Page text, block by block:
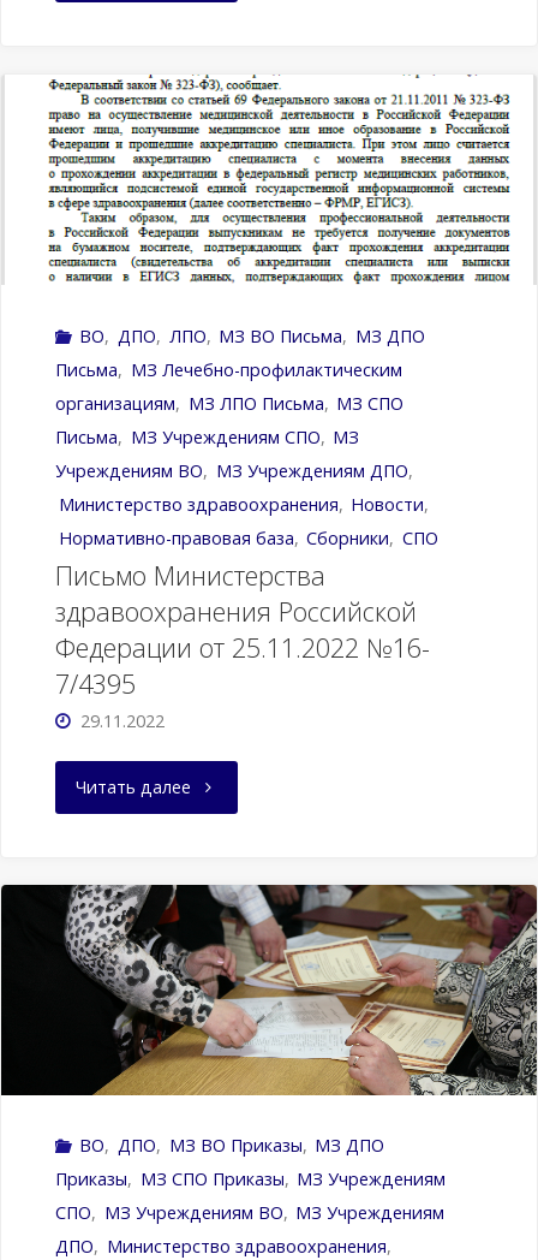
здравоохранения
Российской
Федерации
от
28.10.2022
г.
№709н"
ВО, ДПО, ЛПО, МЗ ВО Письма, МЗ ДПО
Письма, МЗ Лечебно-профилактическим
организациям, МЗ ЛПО Письма, МЗ СПО
Письма, МЗ Учреждениям CПО, МЗ
Учреждениям ВО, МЗ Учреждениям ДПО,
Министерство здравоохранения, Новости,
Нормативно-правовая база, Сборники, СПО
Письмо Министерства
здравоохранения Российской
Федерации от 25.11.2022 №16-
7/4395
29.11.2022
Читать далее"Письмо
здравоохранения
Российской
Федерации
от
25.11.2022
№16-
ВО, ДПО, МЗ ВО Приказы, МЗ ДПО
Приказы, МЗ СПО Приказы, МЗ Учреждениям
CПО, МЗ Учреждениям ВО, МЗ Учреждениям
ДПО, Министерство здравоохранения,